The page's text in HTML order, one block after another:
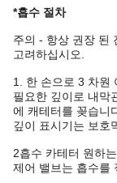
*흡수 절차
주의 - 항상 권장 된
고려하십시오.
1. 한 손으로 3 차원
필요한 깊이로 내막
에 캐테터를 꽂습니
깊이 표시기는 보호
2흡수 카테터 원하
제어 밸브는 흡수를